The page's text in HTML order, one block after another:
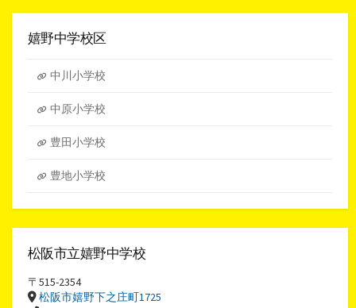
イ
嬉野中学校区
中川小学校
中原小学校
豊田小学校
豊地小学校
松阪市立嬉野中学校
〒515-2354
松阪市嬉野下之庄町1725